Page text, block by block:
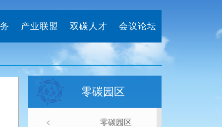
产业联盟 双碳人才 会议论坛
零碳园区
零碳园区